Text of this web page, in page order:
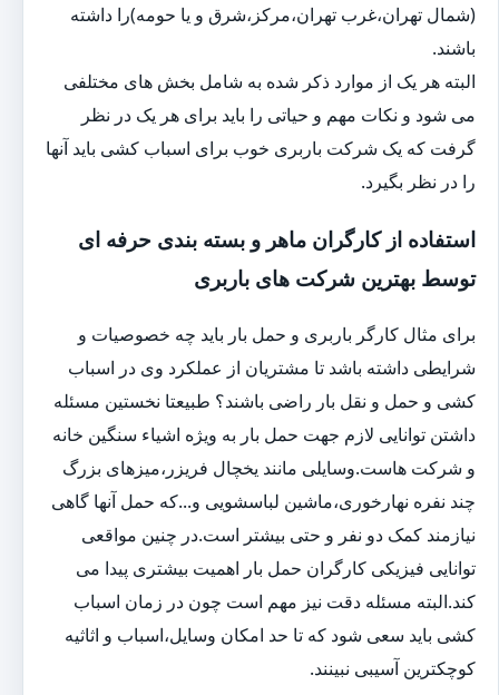
(شمال تهران،غرب تهران،مرکز،شرق و یا حومه)را داشته
باشند.
البته هر یک از موارد ذکر شده به شامل بخش های مختلفی
می شود و نکات مهم و حیاتی را باید برای هر یک در نظر
گرفت که یک شرکت باربری خوب برای اسباب کشی باید آنها
را در نظر بگیرد.
استفاده از کارگران ماهر و بسته بندی حرفه ای
توسط بهترین شرکت های باربری
برای مثال کارگر باربری و حمل بار باید چه خصوصیات و
شرایطی داشته باشد تا مشتریان از عملکرد وی در اسباب
کشی و حمل و نقل بار راضی باشند؟ طبیعتا نخستین مسئله
داشتن توانایی لازم جهت حمل بار به ویژه اشیاء سنگین خانه
و شرکت هاست.وسایلی مانند یخچال فریزر،میزهای بزرگ
چند نفره نهارخوری،ماشین لباسشویی و...که حمل آنها گاهی
نیازمند کمک دو نفر و حتی بیشتر است.در چنین مواقعی
توانایی فیزیکی کارگران حمل بار اهمیت بیشتری پیدا می
کند.البته مسئله دقت نیز مهم است چون در زمان اسباب
کشی باید سعی شود که تا حد امکان وسایل،اسباب و اثاثیه
کوچکترین آسیبی نبینند.